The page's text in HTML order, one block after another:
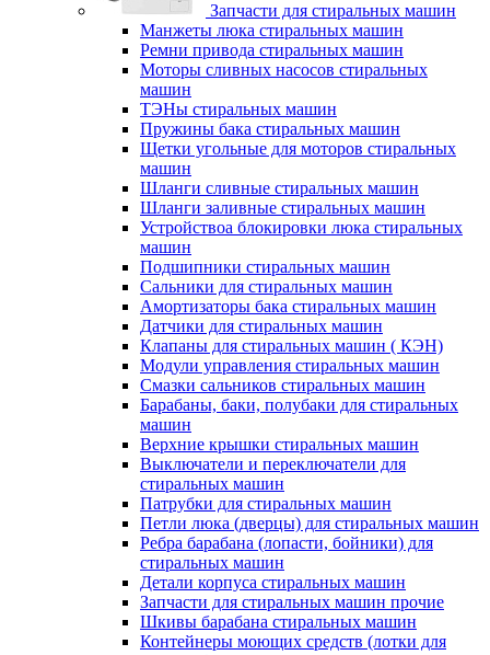
Запчасти для стиральных машин
Манжеты люка стиральных машин
Ремни привода стиральных машин
Моторы сливных насосов стиральных
машин
ТЭНы стиральных машин
Пружины бака стиральных машин
Щетки угольные для моторов стиральных
машин
Шланги сливные стиральных машин
Шланги заливные стиральных машин
Устройствоа блокировки люка стиральных
машин
Подшипники стиральных машин
Сальники для стиральных машин
Амортизаторы бака стиральных машин
Датчики для стиральных машин
Клапаны для стиральных машин ( КЭН)
Модули управления стиральных машин
Смазки сальников стиральных машин
Барабаны, баки, полубаки для стиральных
машин
Верхние крышки стиральных машин
Выключатели и переключатели для
стиральных машин
Патрубки для стиральных машин
Петли люка (дверцы) для стиральных машин
Ребра барабана (лопасти, бойники) для
стиральных машин
Детали корпуса стиральных машин
Запчасти для стиральных машин прочие
Шкивы барабана стиральных машин
Контейнеры моющих средств (лотки для